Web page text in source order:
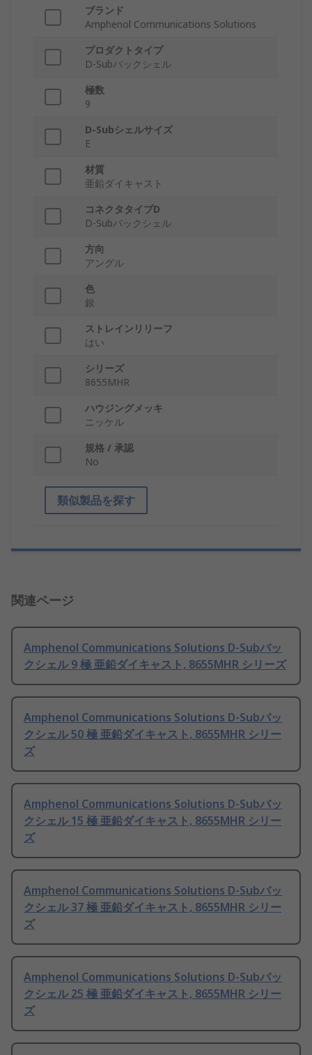
ブランド
Amphenol Communications Solutions
プロダクトタイプ
D-Subバックシェル
極数
9
D-Subシェルサイズ
E
材質
亜鉛ダイキャスト
コネクタタイプD
D-Subバックシェル
方向
アングル
色
銀
ストレインリリーフ
はい
シリーズ
8655MHR
ハウジングメッキ
ニッケル
規格 / 承認
No
類似製品を探す
関連ページ
Amphenol Communications Solutions D-Subバッ
クシェル 9 極 亜鉛ダイキャスト, 8655MHR シリーズ
Amphenol Communications Solutions D-Subバッ
クシェル 50 極 亜鉛ダイキャスト, 8655MHR シリー
ズ
Amphenol Communications Solutions D-Subバッ
クシェル 15 極 亜鉛ダイキャスト, 8655MHR シリー
ズ
Amphenol Communications Solutions D-Subバッ
クシェル 37 極 亜鉛ダイキャスト, 8655MHR シリー
ズ
Amphenol Communications Solutions D-Subバッ
クシェル 25 極 亜鉛ダイキャスト, 8655MHR シリー
ズ